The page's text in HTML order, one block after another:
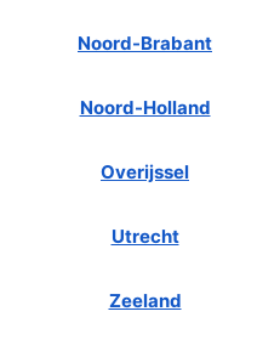
Noord-Brabant
Noord-Holland
Overijssel
Utrecht
Zeeland